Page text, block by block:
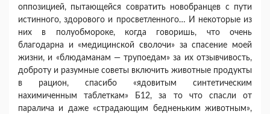
оппозицией, пытающейся совратить новобранцев с пути
истинного, здорового и просветленного… И некоторые из
них в полуобмороке, когда говоришь, что очень
благодарна и «медицинской сволочи» за спасение моей
жизни, и «блюдаманам — трупоедам» за их отзывчивость,
доброту и разумные советы включить животные продукты
в рацион, спасибо «ядовитым синтетическим
нахимиченным таблеткам» Б12, за то что спасли от
паралича и даже «страдающим бедненьким животным»,